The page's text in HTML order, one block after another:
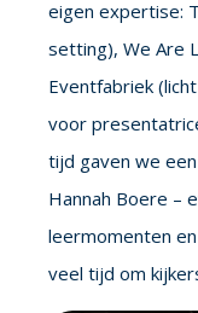
eigen expertise:
setting), We Are
Eventfabriek
voor
tijd gaven we
Hannah Boere –
leermomenten
veel tijd om